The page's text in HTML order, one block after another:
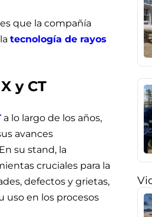
que la compañía
tecnología de rayos
y CT
a lo largo de los años,
avances
su stand, la
cruciales para la
defectos y grietas,
uso en los procesos